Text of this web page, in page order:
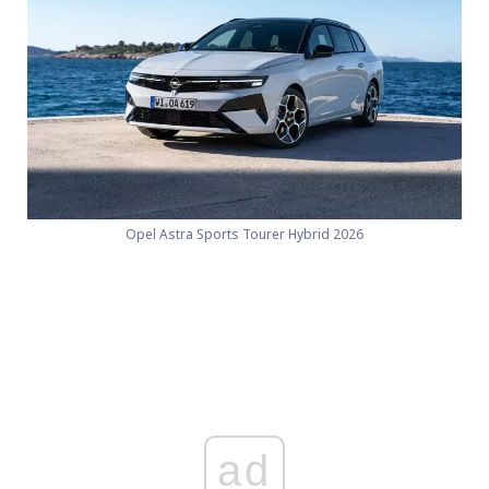
Opel Astra Sports Tourer Hybrid 2026
ad